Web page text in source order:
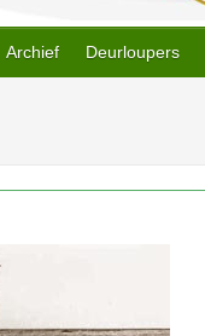
Archief Deurloupers